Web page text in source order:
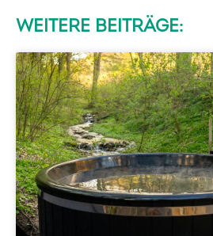
WEITERE BEITRÄGE: